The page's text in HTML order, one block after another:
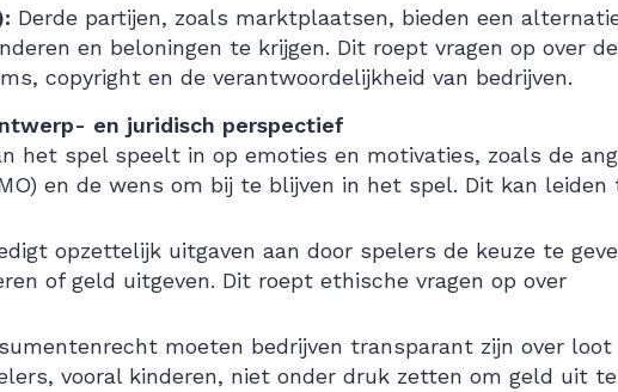
Derde partijen, zoals marktplaatsen, bieden een
en beloningen te krijgen. Dit roept vragen op over de
copyright en de verantwoordelijkheid van bedrijven.
en juridisch perspectief
het spel speelt in op emoties en motivaties, zoals de
en de wens om bij te blijven in het spel. Dit kan leiden
opzettelijk uitgaven aan door spelers de keuze te
of geld uitgeven. Dit roept ethische vragen op over
moeten bedrijven transparant zijn over loot
vooral kinderen, niet onder druk zetten om geld uit te